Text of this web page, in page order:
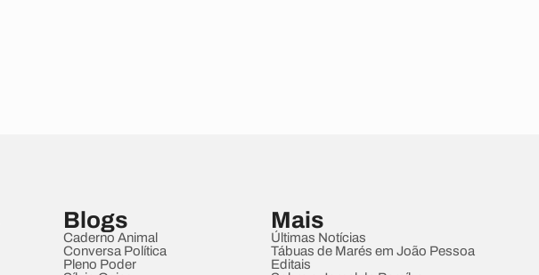
Blogs
Caderno Animal
Conversa Política
Pleno Poder
Mais
Últimas Notícias
Tábuas de Marés em João Pessoa
Editais